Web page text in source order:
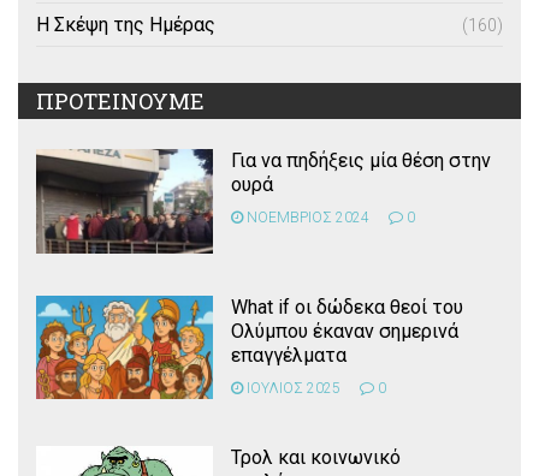
Η Σκέψη της Ημέρας (160)
ΠΡΟΤΕΙΝΟΥΜΕ
Για να πηδήξεις μία θέση στην
ουρά
ΝΟΕΜΒΡΙΟΣ 2024 0
What if οι δώδεκα θεοί του
Ολύμπου έκαναν σημερινά
επαγγέλματα
ΙΟΥΛΙΟΣ 2025 0
Τρολ και κοινωνικό